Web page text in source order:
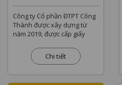
THÀNH
Công ty Cổ phần ĐTPT Công
Thành được xây dựng từ
năm 2019, được cấp giấy
nghiệp Công ty Cổ phần số:
3301648960,...Chi tiết